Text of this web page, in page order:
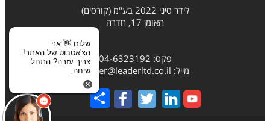
לידר סיני 2022 בע"מ (קורסים)
האומן 17, חדרה
פקס: 04-6323192
מייל: leader@leaderltd.co.il
Share
שלום 👋 אני
הצ'אטבוט של האתר!
צריך עזרה? התחל
שיחה.